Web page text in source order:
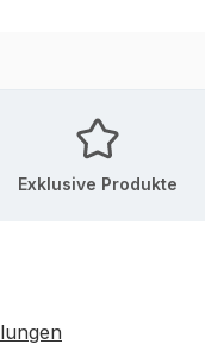
Exklusive Produkte